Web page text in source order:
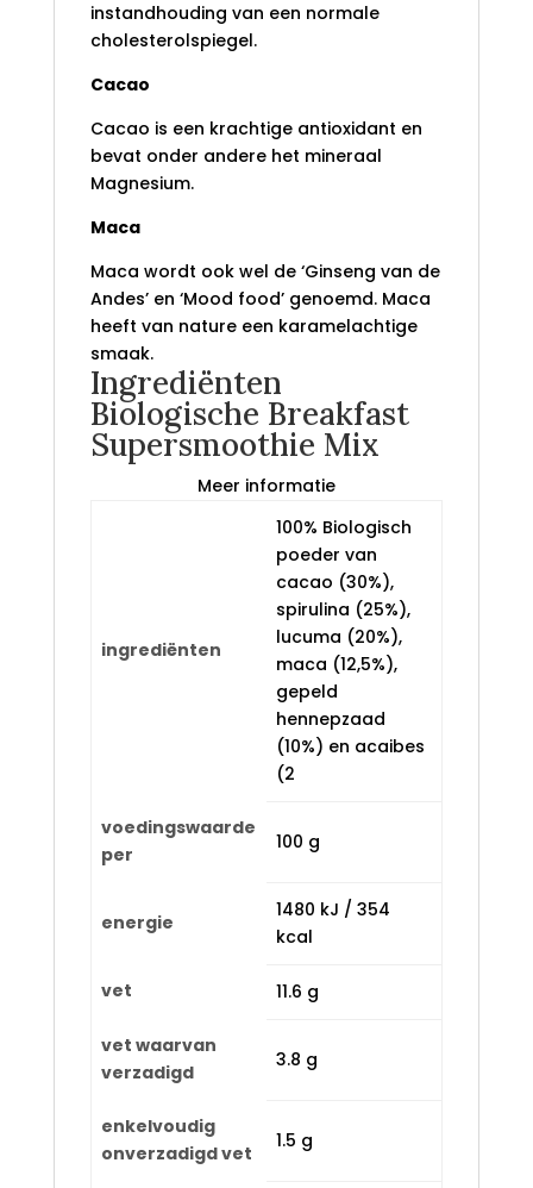
instandhouding van een normale
cholesterolspiegel.
Cacao
Cacao is een krachtige antioxidant en
bevat onder andere het mineraal
Magnesium.
Maca
Maca wordt ook wel de ‘Ginseng van de
Andes’ en ‘Mood food’ genoemd. Maca
heeft van nature een karamelachtige
smaak.
Ingrediënten
Biologische Breakfast
Supersmoothie Mix
Meer informatie
ingrediënten
100% Biologisch
poeder van
cacao (30%),
spirulina (25%),
lucuma (20%),
maca (12,5%),
gepeld
hennepzaad
(10%) en acaibes
(2
voedingswaarde
per
100 g
energie
1480 kJ / 354
kcal
vet 11.6 g
vet waarvan
verzadigd
3.8 g
enkelvoudig
onverzadigd vet
1.5 g